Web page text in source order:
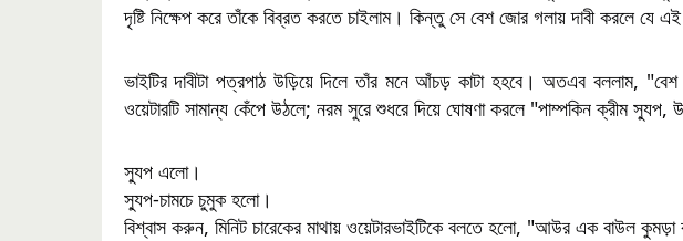
দৃষ্টি নিক্ষেপ করে তাঁকে বিব্রত করতে চাইলাম। কিন্তু সে বেশ জোর গলায় দাবী করলে
ভাইটির দাবীটা পত্রপাঠ উড়িয়ে দিলে তাঁর মনে আঁচড় কাটা হহবে। অতএব বললাম,
ওয়েটারটি সামান্য কেঁপে উঠলে; নরম সুরে শুধরে দিয়ে ঘোষণা করলে "পাম্পকিন ক্রীম স্যুপ,
স্যুপ এলো।
স্যুপ-চামচে চুমুক হলো।
বিশ্বাস করুন, মিনিট চারেকের মাথায় ওয়েটারভাইটিকে বলতে হলো, "আউর এক বাউল